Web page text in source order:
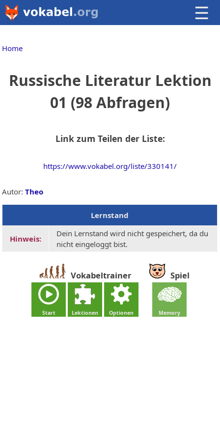
☰
Home
Russische Literatur Lektion
01 (98 Abfragen)
Link zum Teilen der Liste:
https://www.vokabel.org/liste/330141/
Autor:Theo
Lernstand
Hinweis:
Dein Lernstand wird nicht gespeichert, da du
nicht eingeloggt bist.
Vokabeltrainer
Start Lektionen Optionen
Spiel
Memory